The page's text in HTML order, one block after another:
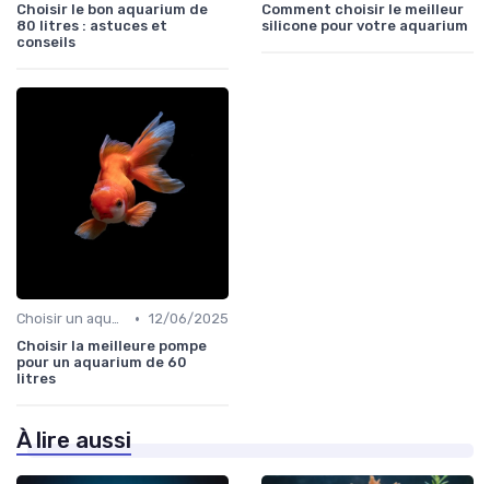
Choisir le bon aquarium de
80 litres : astuces et
conseils
Comment choisir le meilleur
silicone pour votre aquarium
Choisir un aquarium • 12/06/2025
Choisir la meilleure pompe
pour un aquarium de 60
litres
À lire aussi